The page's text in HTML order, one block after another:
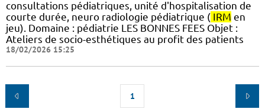
consultations pédiatriques, unité d'hospitalisation de
courte durée, neuro radiologie pédiatrique ( IRM en
jeu). Domaine : pédiatrie LES BONNES FEES Objet :
Ateliers de socio-esthétiques au profit des patients
18/02/2026 15:25
1